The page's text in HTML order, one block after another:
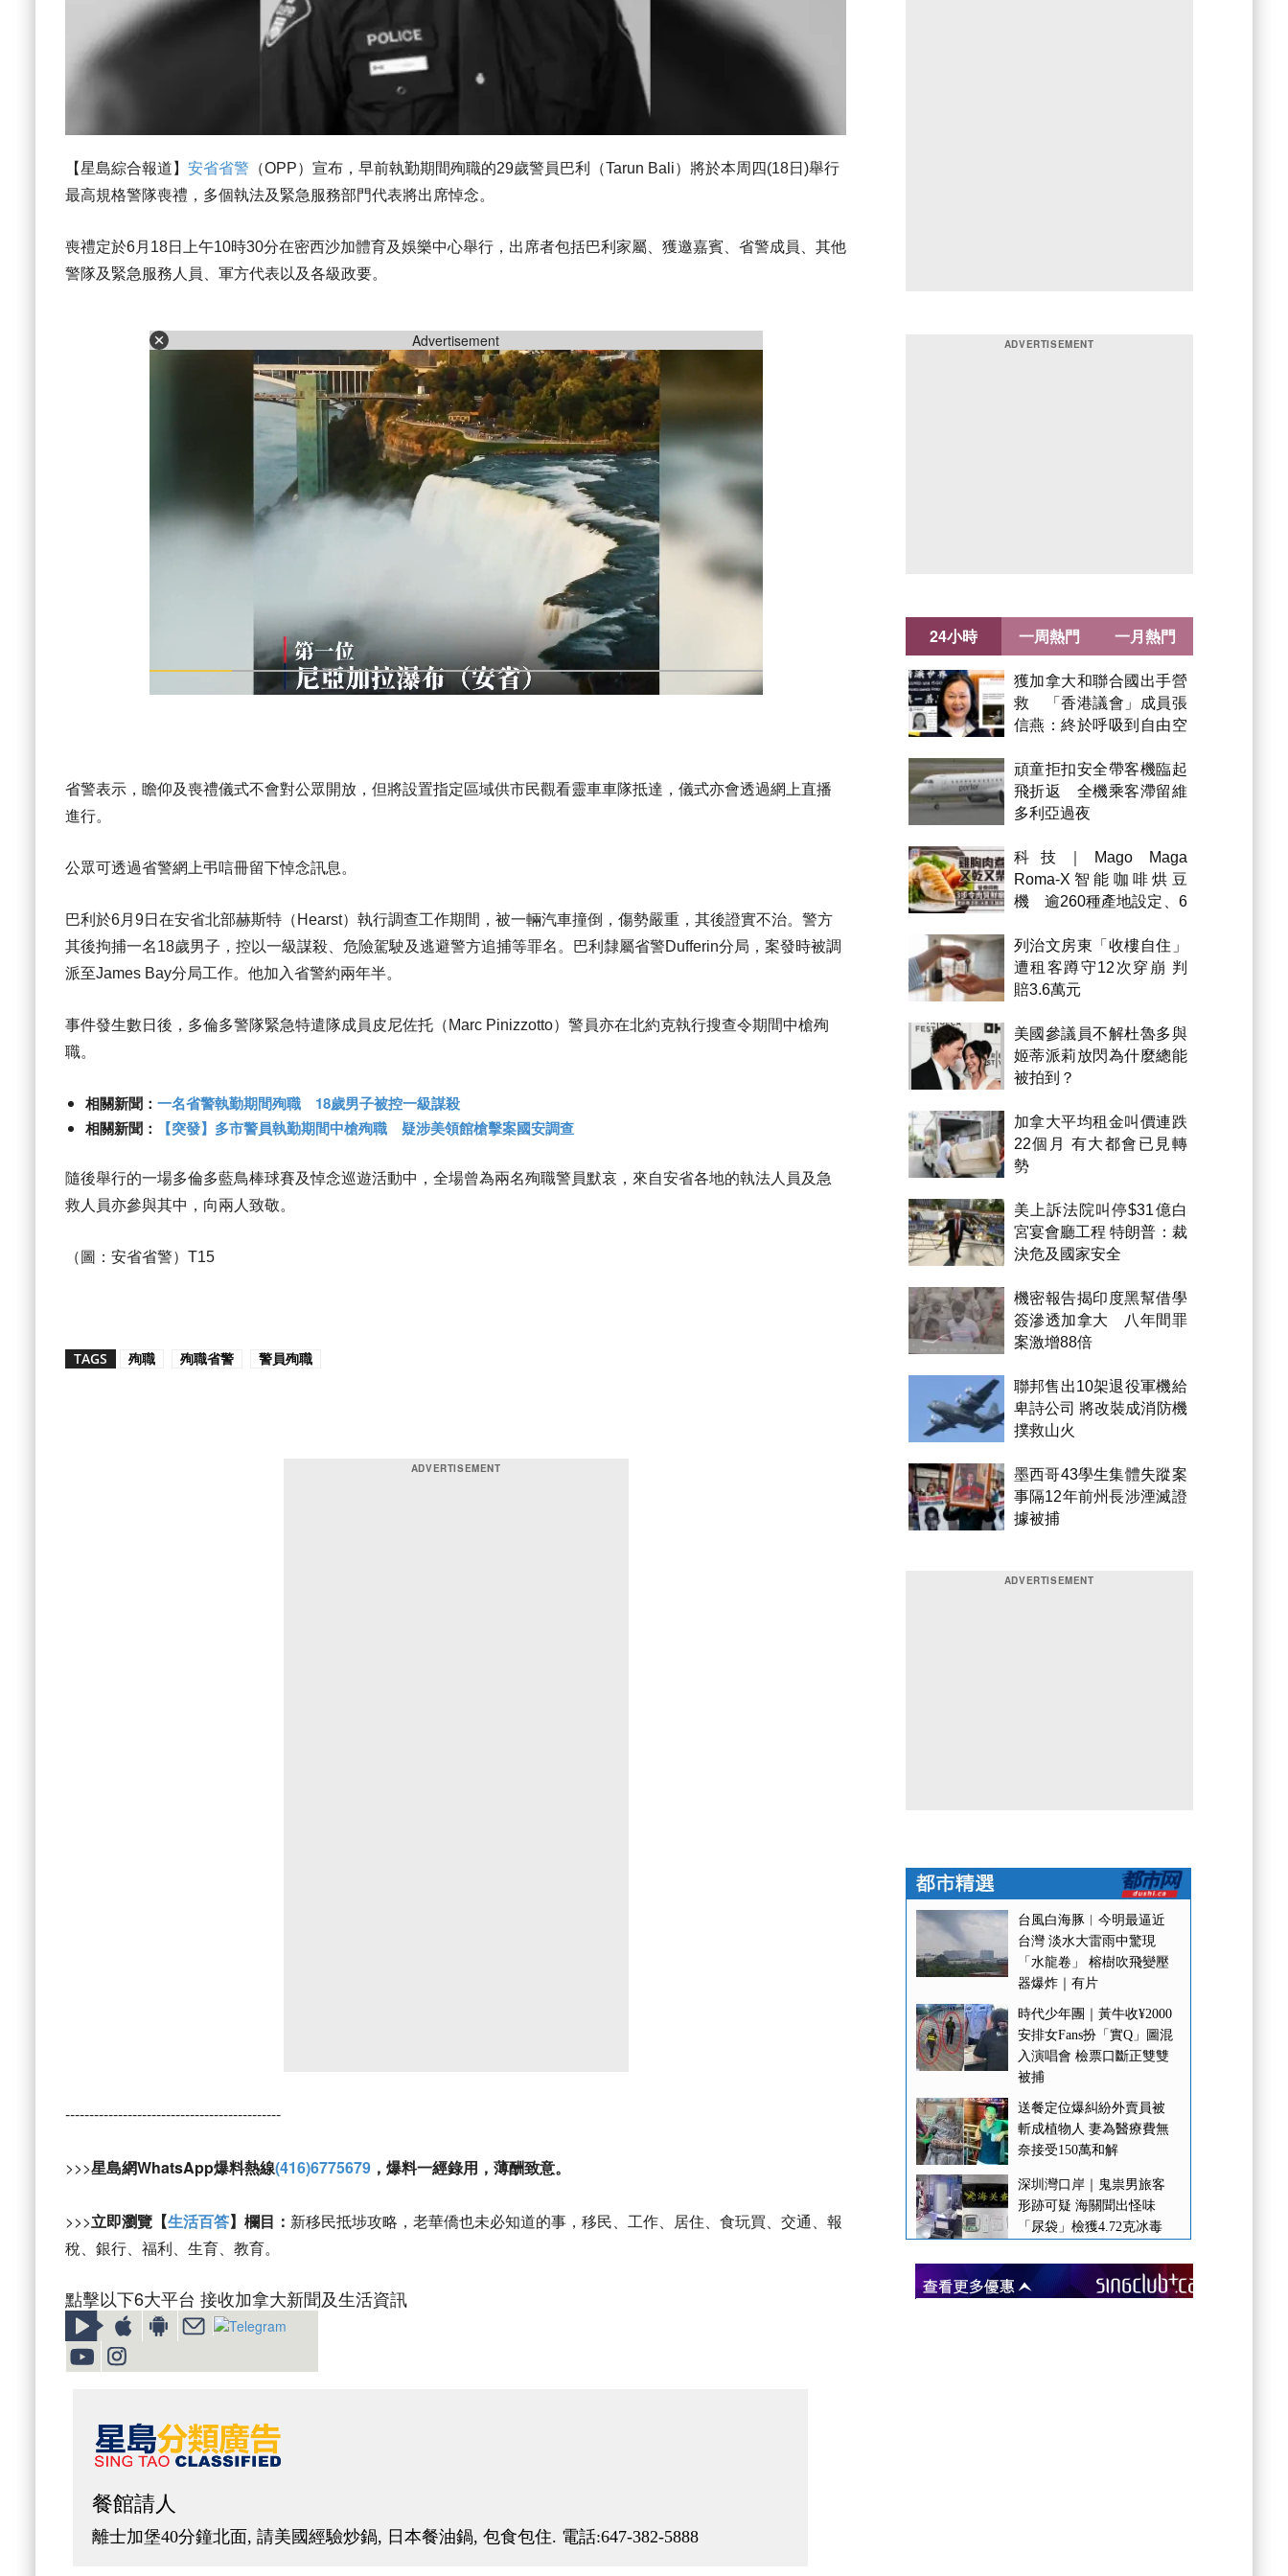
【星島綜合報道】 安省省警 （OPP）宣布，早前執勤期間殉職的29歲警員巴利（Tarun Bali）將於本周四(18日)舉行
最高規格警隊喪禮，多個執法及緊急服務部門代表將出席悼念。
喪禮定於6月18日上午10時30分在密西沙加體育及娛樂中心舉行，出席者包括巴利家屬、獲邀嘉賓、省警成員、其他
警隊及緊急服務人員、軍方代表以及各級政要。
Advertisement
省警表示，瞻仰及喪禮儀式不會對公眾開放，但將設置指定區域供市民觀看靈車車隊抵達，儀式亦會透過網上直播
進行。
公眾可透過省警網上弔唁冊留下悼念訊息。
巴利於6月9日在安省北部赫斯特（Hearst）執行調查工作期間，被一輛汽車撞倒，傷勢嚴重，其後證實不治。警方
其後拘捕一名18歲男子，控以一級謀殺、危險駕駛及逃避警方追捕等罪名。巴利隸屬省警Dufferin分局，案發時被調
派至James Bay分局工作。他加入省警約兩年半。
事件發生數日後，多倫多警隊緊急特遣隊成員皮尼佐托（Marc Pinizzotto）警員亦在北約克執行搜查令期間中槍殉
職。
相關新聞： 一名省警執勤期間殉職 18歲男子被控一級謀殺
相關新聞：
【突發】多市警員執勤期間中槍殉職 疑涉美領館槍擊案國安調查
隨後舉行的一場多倫多藍鳥棒球賽及悼念巡遊活動中，全場曾為兩名殉職警員默哀，來自安省各地的執法人員及急
救人員亦參與其中，向兩人致敬。
（圖：安省省警）T15
TAGS 殉職 殉職省警 警員殉職
---------------------------------------------
>>>星島網WhatsApp爆料熱線(416)6775679 ，爆料一經錄用，薄酬致意。
>>>立即瀏覽【生活百答】欄目： 新移民抵埗攻略，老華僑也未必知道的事，移民、工作、居住、食玩買、交通、報
稅、銀行、福利、生育、教育。
點擊以下6大平台 接收加拿大新聞及生活資訊
24小時
獲加拿大和聯合國出手營
救 「香港議會」成員張
信燕：終於呼吸到自由空
頑童拒扣安全帶客機臨起
飛折返 全機乘客滯留維
多利亞過夜
科技｜Mago Maga
Roma-X智能咖啡烘豆
機 逾260種產地設定、6
列治文房東「收樓自住」
遭租客蹲守12次穿崩 判
賠3.6萬元
美國參議員不解杜魯多與
姬蒂派莉放閃為什麼總能
被拍到？
加拿大平均租金叫價連跌
22個月 有大都會已見轉
勢
美上訴法院叫停$31億白
宮宴會廳工程 特朗普：裁
決危及國家安全
機密報告揭印度黑幫借學
簽滲透加拿大 八年間罪
案激增88倍
聯邦售出10架退役軍機給
卑詩公司 將改裝成消防機
撲救山火
墨西哥43學生集體失蹤案
事隔12年前州長涉湮滅證
據被捕
一周熱門 一月熱門